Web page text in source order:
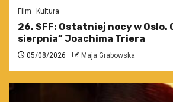
Film Kultura
26. SFF: Ostatniej nocy w Oslo.
sierpnia” Joachima Triera
05/08/2026 Maja Grabowska